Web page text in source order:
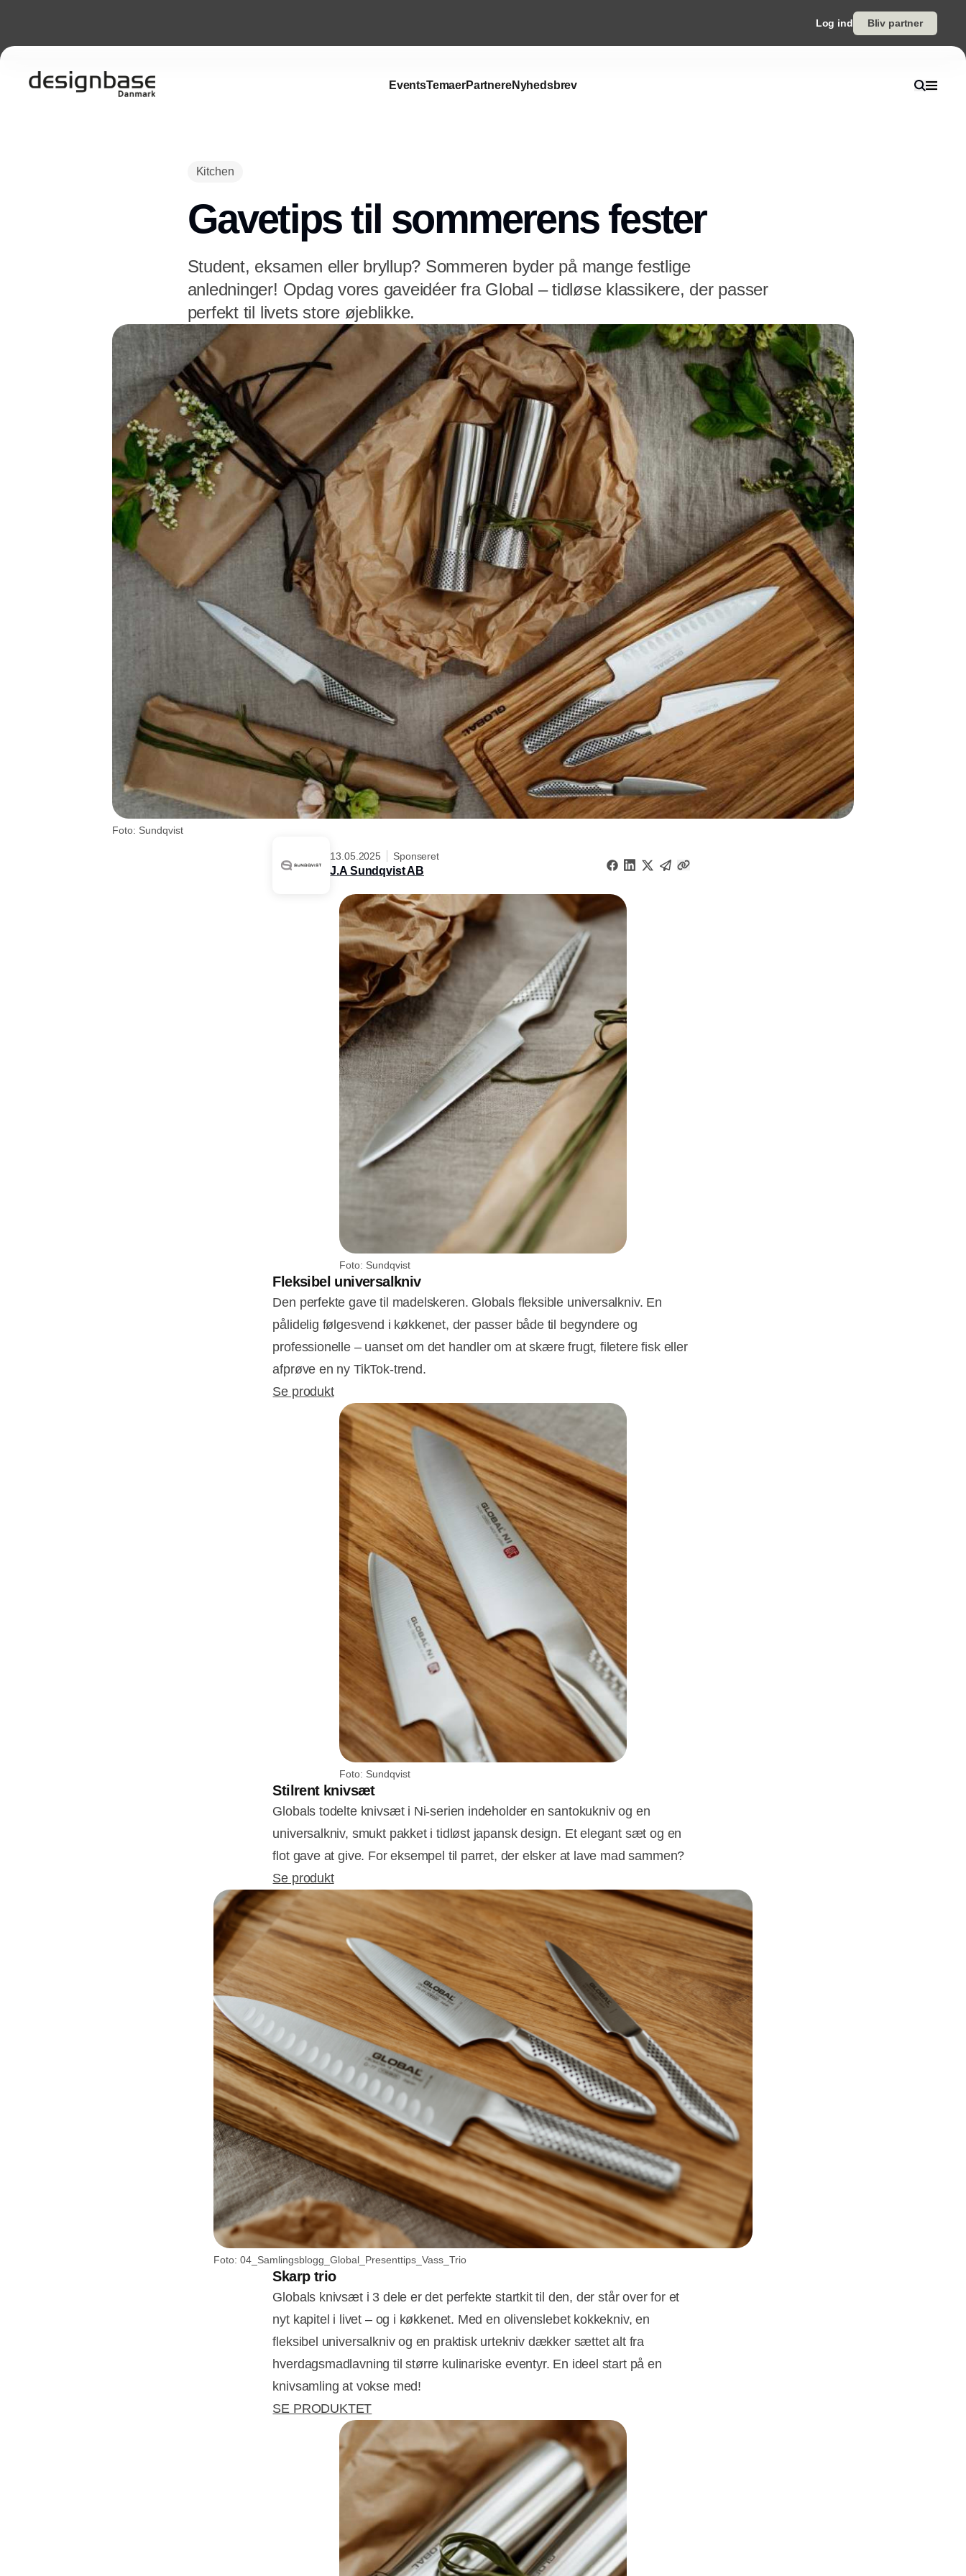
Log ind Bliv partner
EventsTemaerPartnereNyhedsbrev
Kitchen
Gavetips til sommerens fester
Student, eksamen eller bryllup? Sommeren byder på mange festlige
anledninger! Opdag vores gaveidéer fra Global – tidløse klassikere, der passer
perfekt til livets store øjeblikke.
Foto: Sundqvist
13.05.2025 Sponseret
J.A Sundqvist AB
Foto: Sundqvist
Fleksibel universalkniv
Den perfekte gave til madelskeren. Globals fleksible universalkniv. En
pålidelig følgesvend i køkkenet, der passer både til begyndere og
professionelle – uanset om det handler om at skære frugt, filetere fisk eller
afprøve en ny TikTok-trend.
Se produkt
Foto: Sundqvist
Stilrent knivsæt
Globals todelte knivsæt i Ni-serien indeholder en santokukniv og en
universalkniv, smukt pakket i tidløst japansk design. Et elegant sæt og en
flot gave at give. For eksempel til parret, der elsker at lave mad sammen?
Se produkt
Foto: 04_Samlingsblogg_Global_Presenttips_Vass_Trio
Skarp trio
Globals knivsæt i 3 dele er det perfekte startkit til den, der står over for et
nyt kapitel i livet – og i køkkenet. Med en olivenslebet kokkekniv, en
fleksibel universalkniv og en praktisk urtekniv dækker sættet alt fra
hverdagsmadlavning til større kulinariske eventyr. En ideel start på en
knivsamling at vokse med!
SE PRODUKTET